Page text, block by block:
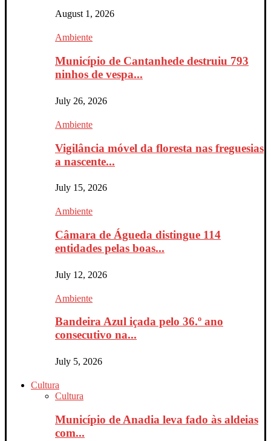
August 1, 2026
Ambiente
Município de Cantanhede destruiu 793
ninhos de vespa...
July 26, 2026
Ambiente
Vigilância móvel da floresta nas freguesias
a nascente...
July 15, 2026
Ambiente
Câmara de Águeda distingue 114
entidades pelas boas...
July 12, 2026
Ambiente
Bandeira Azul içada pelo 36.º ano
consecutivo na...
July 5, 2026
Cultura
Cultura
Município de Anadia leva fado às aldeias
com...